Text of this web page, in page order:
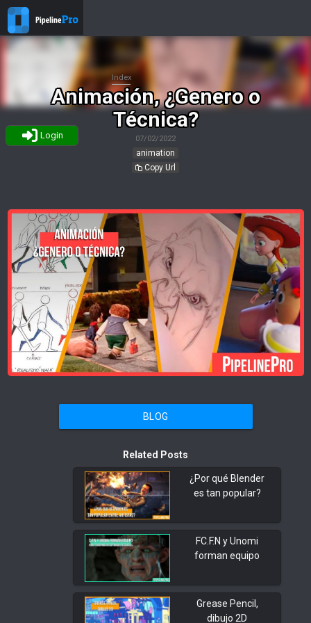
Login
Animación, ¿Genero o
Técnica?
07/02/2022
animation
Copy Url
Index
BLOG
Related Posts
¿Por qué Blender
es tan popular?
FC.F.N y Unomi
forman equipo
Grease Pencil,
dibujo 2D